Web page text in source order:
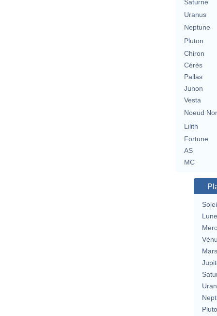
Saturne
Uranus
Neptune
Pluton
Chiron
Cérès
Pallas
Junon
Vesta
Noeud
Lilith
Fortune
AS
MC
Lune
Mars